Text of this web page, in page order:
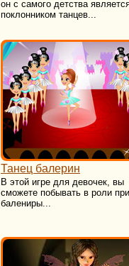
он с самого детства
поклонником танцев...
Танец балерин
В этой игре для девочек, вы
сможете побывать в роли
балениры...